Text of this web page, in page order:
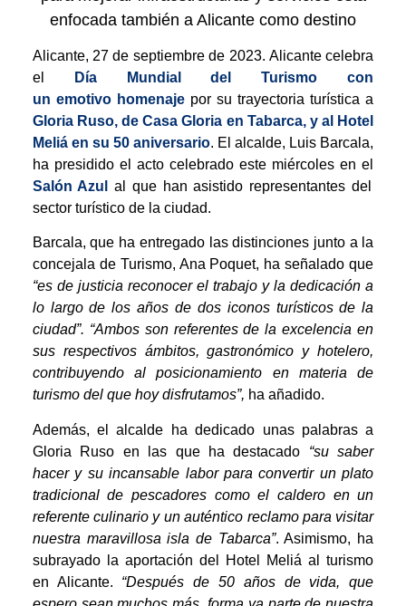
enfocada también a Alicante como destino
Alicante, 27 de septiembre de 2023. Alicante celebra
el
Día Mundial del Turismo con
un emotivo homenajepor su trayectoria turística a
Gloria Ruso, de Casa Gloria en Tabarca, y al Hotel
Meliá en su 50 aniversario. El alcalde, Luis Barcala,
ha presidido el acto celebrado este miércoles en el
Salón Azul
al que han asistido representantes del
sector turístico de la ciudad.
Barcala, que ha entregado las distinciones junto a la
concejala de Turismo, Ana Poquet, ha señalado que
“es de justicia reconocer el trabajo y la dedicación a
lo largo de los años de dos iconos turísticos de la
ciudad”. “Ambos son referentes de la excelencia en
sus respectivos ámbitos, gastronómico y hotelero,
contribuyendo al posicionamiento en materia de
turismo del que hoy disfrutamos”, ha añadido.
Además, el alcalde ha dedicado unas palabras a
Gloria Ruso en las que ha destacado “su saber
hacer y su incansable labor para convertir un plato
tradicional de pescadores como el caldero en un
referente culinario y un auténtico reclamo para visitar
nuestra maravillosa isla de Tabarca”. Asimismo, ha
subrayado la aportación del Hotel Meliá al turismo
en Alicante. “Después de 50 años de vida, que